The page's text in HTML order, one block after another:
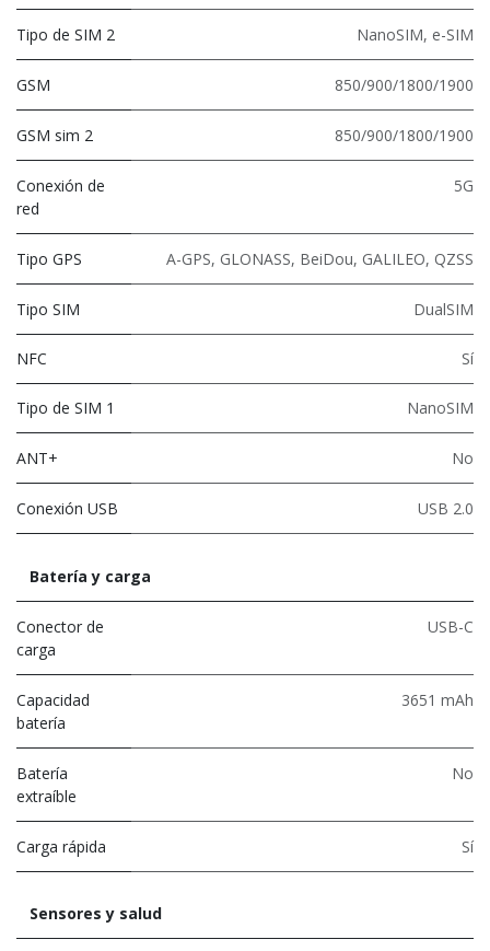
Tipo de SIM 2 NanoSIM, e-SIM
GSM 850/900/1800/1900
GSM sim 2 850/900/1800/1900
Conexión de
red
5G
Tipo GPS A-GPS, GLONASS, BeiDou, GALILEO, QZSS
Tipo SIM DualSIM
NFC Sí
Tipo de SIM 1 NanoSIM
ANT+ No
Conexión USB USB 2.0
Batería y carga
Conector de
carga
USB-C
Capacidad
batería
3651 mAh
Batería
extraíble
No
Carga rápida Sí
Sensores y salud